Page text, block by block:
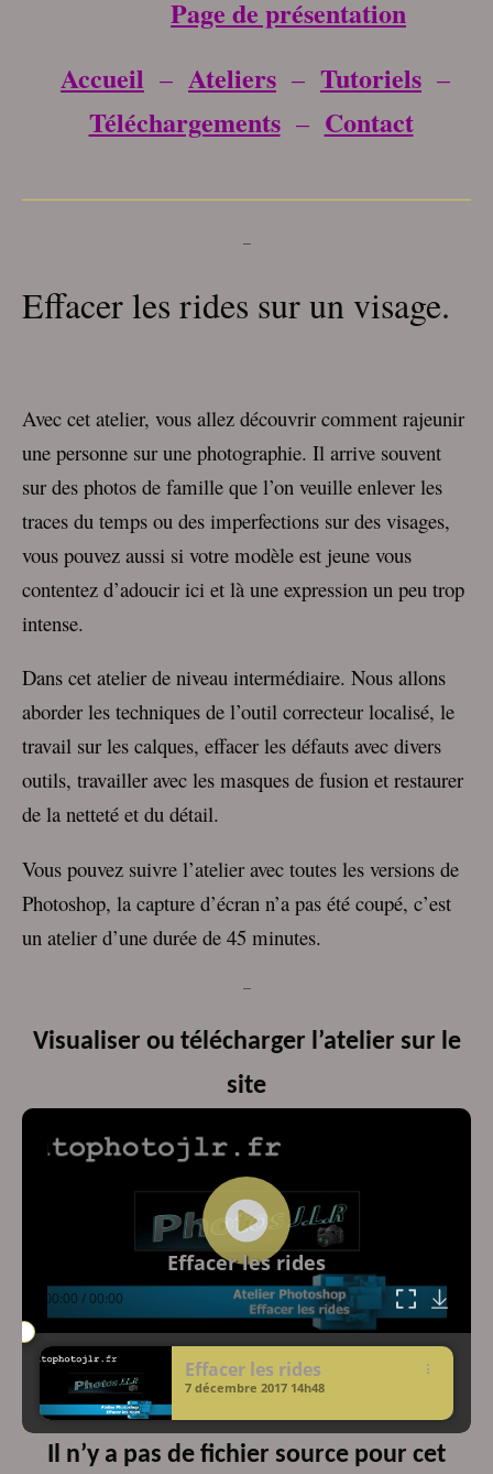
Page de présentation
Accueil – Ateliers – Tutoriels –
Téléchargements– Contact
–
Effacer les rides sur un visage.
Avec cet atelier, vous allez découvrir comment rajeunir
une personne sur une photographie. Il arrive souvent
sur des photos de famille que l’on veuille enlever les
traces du temps ou des imperfections sur des visages,
vous pouvez aussi si votre modèle est jeune vous
contentez d’adoucir ici et là une expression un peu trop
intense.
Dans cet atelier de niveau intermédiaire. Nous allons
aborder les techniques de l’outil correcteur localisé, le
travail sur les calques, effacer les défauts avec divers
outils, travailler avec les masques de fusion et restaurer
de la netteté et du détail.
Vous pouvez suivre l’atelier avec toutes les versions de
Photoshop, la capture d’écran n’a pas été coupé, c’est
un atelier d’une durée de 45 minutes.
–
Visualiser ou télécharger l’atelier sur le
site
Lecteur
vidéo
Effacer les rides
00:00 /00:00
Effacer les rides
7 décembre 2017 14h48
Il n’y a pas de fichier source pour cet